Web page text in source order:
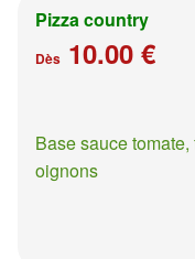
Pizza country
Dès 10.00 €
Base sauce
oignons